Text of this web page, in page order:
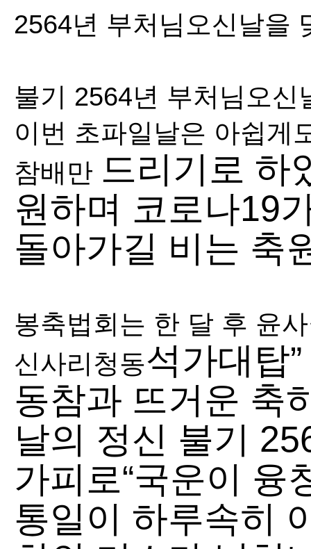
2564년 부처님오신날을
불기 2564년 부처님오
이번 초파일날은 아쉽게
참배만 드리기로 하
원하며 코로나19
돌아가길 비는 축
봉축법회는 한 달 후 윤
신사리청동석가대탑
동참과 뜨거운 축
날의 정신 불기
가피로“국운이 융
통일이 하루속히